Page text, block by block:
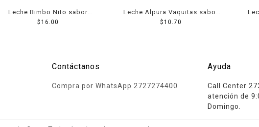
Leche Bimbo Nito sabor
chocolate 236 ml
$16.00
Leche Alpura Vaquitas sabor
vainilla 200 ml
$10.70
Contáctanos
Compra por WhatsApp 2727274400
Ayuda
Call Center
atención de
Domingo.